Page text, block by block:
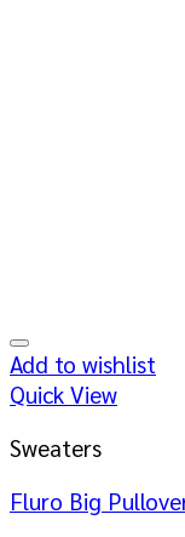
Add to wishlist
Quick View
Sweaters
Fluro Big